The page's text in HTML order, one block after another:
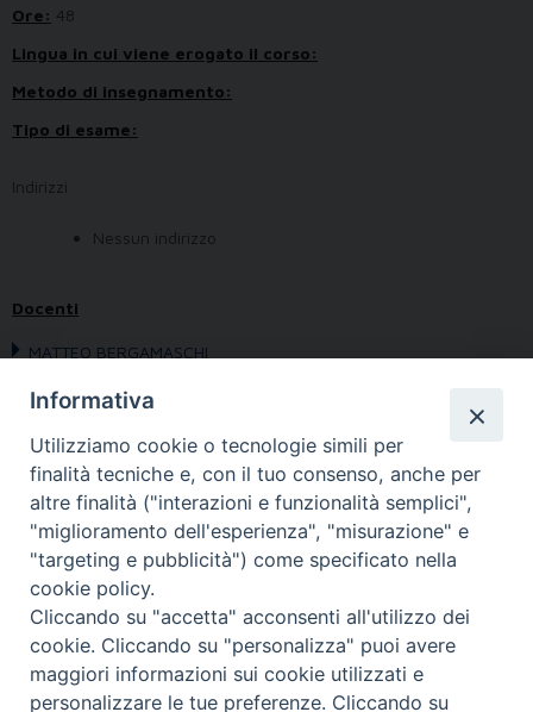
Ore: 48
Lingua in cui viene erogato il corso:
Metodo di insegnamento:
Tipo di esame:
Indirizzi
Nessun indirizzo
Docenti
MATTEO BERGAMASCHI
Programma:
Avvertenze:
Bibliografia:
Informativa
Utilizziamo cookie o tecnologie simili per
finalità tecniche e, con il tuo consenso, anche per
altre finalità ("interazioni e funzionalità semplici",
"miglioramento dell'esperienza", "misurazione" e
"targeting e pubblicità") come specificato nella
cookie policy.
Cliccando su "accetta" acconsenti all'utilizzo dei
cookie. Cliccando su "personalizza" puoi avere
maggiori informazioni sui cookie utilizzati e
personalizzare le tue preferenze. Cliccando su